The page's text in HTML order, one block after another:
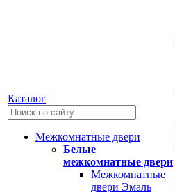
Каталог
Межкомнатные двери
Белые
межкомнатные двери
Межкомнатные
двери Эмаль